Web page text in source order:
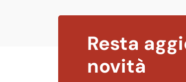
Resta
novità